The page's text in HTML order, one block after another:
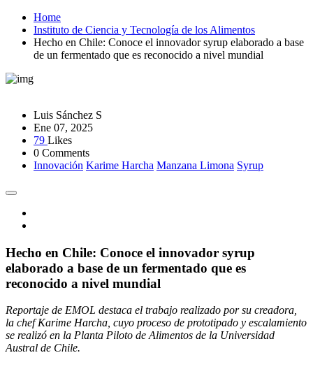
Home
Instituto de Ciencia y Tecnología de los Alimentos
Hecho en Chile: Conoce el innovador syrup elaborado a base
de un fermentado que es reconocido a nivel mundial
Luis Sánchez S
Ene 07, 2025
79 Likes
0 Comments
Innovación Karime Harcha Manzana Limona Syrup
Hecho en Chile: Conoce el innovador syrup
elaborado a base de un fermentado que es
reconocido a nivel mundial
Reportaje de EMOL destaca el trabajo realizado por su creadora,
la chef Karime Harcha, cuyo proceso de prototipado y escalamiento
se realizó en la Planta Piloto de Alimentos de la Universidad
Austral de Chile.